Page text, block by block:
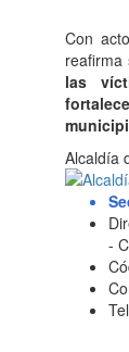
Con
reafirma
las
Alcaldía
-